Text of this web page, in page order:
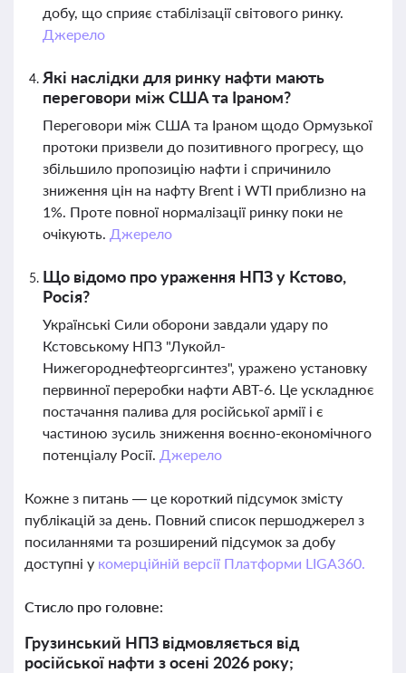
добу, що сприяє стабілізації світового ринку.
Джерело
Які наслідки для ринку нафти мають
переговори між США та Іраном?
Переговори між США та Іраном щодо Ормузької
протоки призвели до позитивного прогресу, що
збільшило пропозицію нафти і спричинило
зниження цін на нафту Brent і WTI приблизно на
1%. Проте повної нормалізації ринку поки не
очікують. Джерело
Що відомо про ураження НПЗ у Кстово,
Росія?
Українські Сили оборони завдали удару по
Кстовському НПЗ "Лукойл-
Нижегороднефтеоргсинтез", уражено установку
первинної переробки нафти АВТ-6. Це ускладнює
постачання палива для російської армії і є
частиною зусиль зниження воєнно-економічного
потенціалу Росії. Джерело
Кожне з питань — це короткий підсумок змісту
публікацій за день. Повний список першоджерел з
посиланнями та розширений підсумок за добу
доступні у комерційній версії Платформи LIGA360.
Стисло про головне:
Грузинський НПЗ відмовляється від
російської нафти з осені 2026 року;